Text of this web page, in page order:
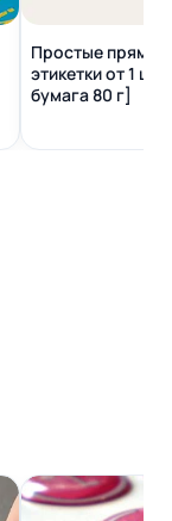
Простые
этикетки от 1
бумага 80 г]